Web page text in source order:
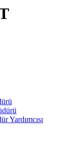
Yardımcısı